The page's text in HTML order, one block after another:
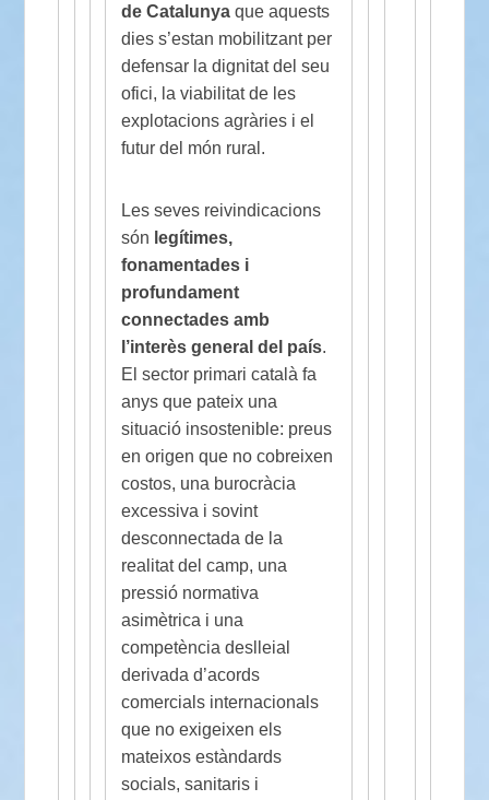
de Catalunyaque aquests
dies s’estan mobilitzant per
defensar la dignitat del seu
ofici, la viabilitat de les
explotacions agràries i el
futur del món rural.
Les seves reivindicacions
són legítimes,
fonamentades i
profundament
connectades amb
l’interès general del país.
El sector primari català fa
anys que pateix una
situació insostenible: preus
en origen que no cobreixen
costos, una burocràcia
excessiva i sovint
desconnectada de la
realitat del camp, una
pressió normativa
asimètrica i una
competència deslleial
derivada d’acords
comercials internacionals
que no exigeixen els
mateixos estàndards
socials, sanitaris i